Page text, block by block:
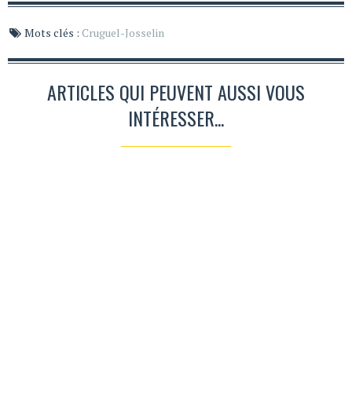
Mots clés : Cruguel-Josselin
ARTICLES QUI PEUVENT AUSSI VOUS
INTÉRESSER...